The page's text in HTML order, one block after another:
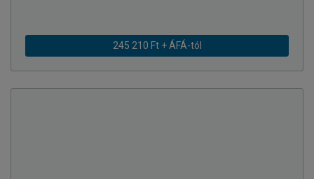
245 210 Ft + ÁFÁ-tól